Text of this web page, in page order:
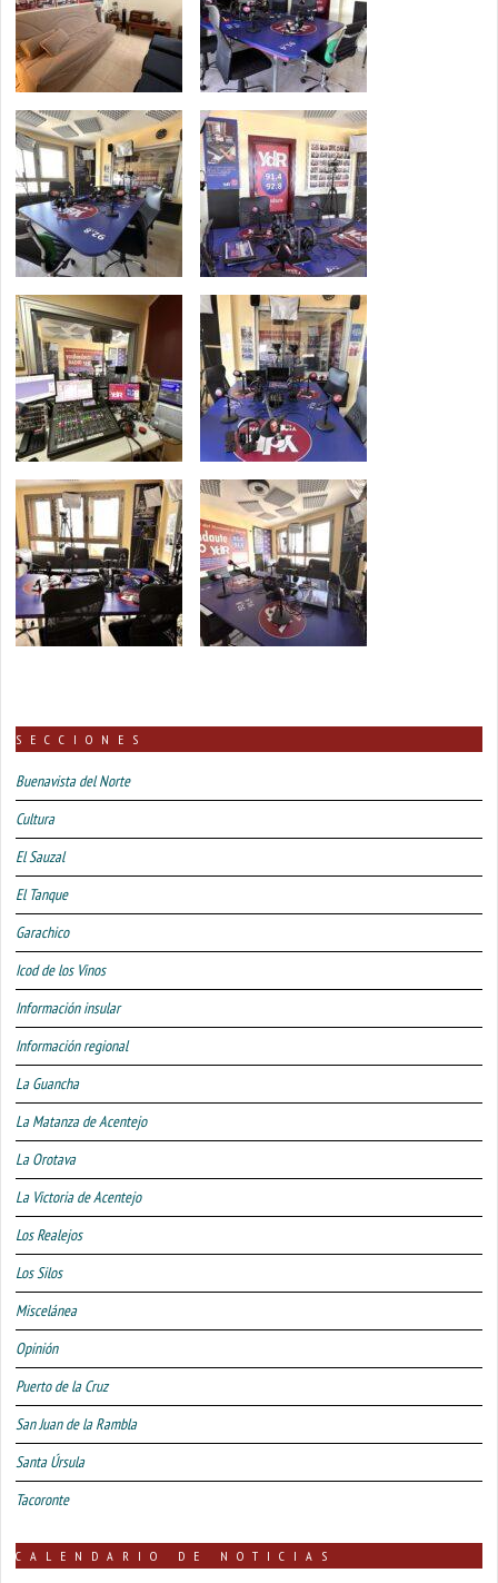
SECCIONES
Buenavista del Norte
Cultura
El Sauzal
El Tanque
Garachico
Icod de los Vinos
Información insular
Información regional
La Guancha
La Matanza de Acentejo
La Orotava
La Victoria de Acentejo
Los Realejos
Los Silos
Miscelánea
Opinión
Puerto de la Cruz
San Juan de la Rambla
Santa Úrsula
Tacoronte
CALENDARIO DE NOTICIAS